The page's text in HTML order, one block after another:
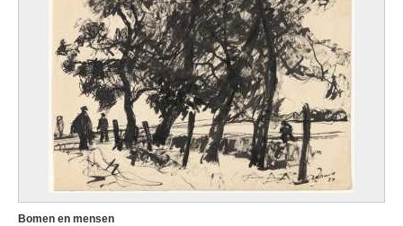
Bomen en mensen